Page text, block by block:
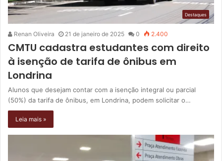
Destaques
Renan Oliveira 21 de janeiro de 2025 0 2.400
CMTU cadastra estudantes com direito
à isenção de tarifa de ônibus em
Londrina
Alunos que desejam contar com a isenção integral ou parcial
(50%) da tarifa de ônibus, em Londrina, podem solicitar o…
Leia mais »